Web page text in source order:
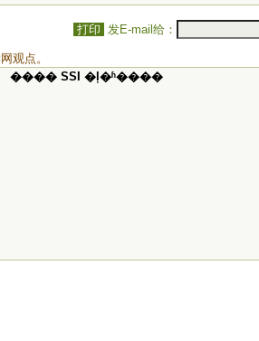
打印 发E-mail给：
观点。
���� SSI �ļ�ʱ����